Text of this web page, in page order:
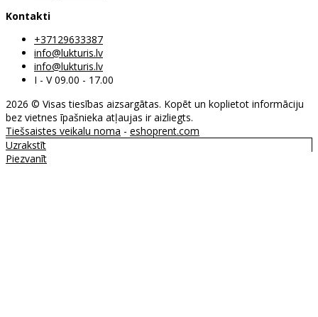
Kontakti
+37129633387
info@lukturis.lv
info@lukturis.lv
I - V 09.00 - 17.00
2026 © Visas tiesības aizsargātas. Kopēt un koplietot informāciju
bez vietnes īpašnieka atļaujas ir aizliegts.
Tiešsaistes veikalu noma - eshoprent.com
Uzrakstīt
Piezvanīt